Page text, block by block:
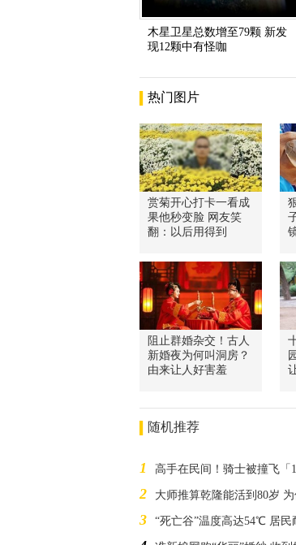
木星卫星总数增至79颗 新发
现12颗中有怪咖
热门图片
赏菊开心打卡一看成
果他秒变脸 网友笑
翻：以后用得到
阻止群婚杂交！古人
新婚夜为何叫洞房？
由来让人好害羞
随机推荐
1 高手在民间！骑士被撞飞「
2 大师推算乾隆能活到80岁
3 “死亡谷”温度高达54℃ 居民